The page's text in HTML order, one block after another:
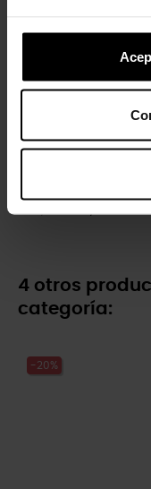
4 otros
categoría:
-20%